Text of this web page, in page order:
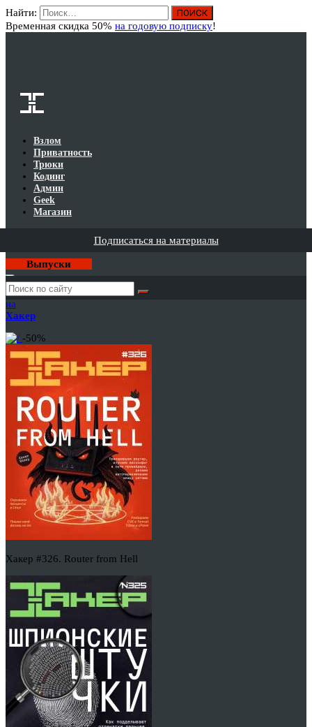
Найти:
Временная скидка 50% на годовую подписку!
Взлом
Приватность
Трюки
Кодинг
Админ
Geek
Магазин
Подписаться на материалы
Выпуски
Годовая
подписка
на
Хакер
-50%
Хакер #326. Router from Hell